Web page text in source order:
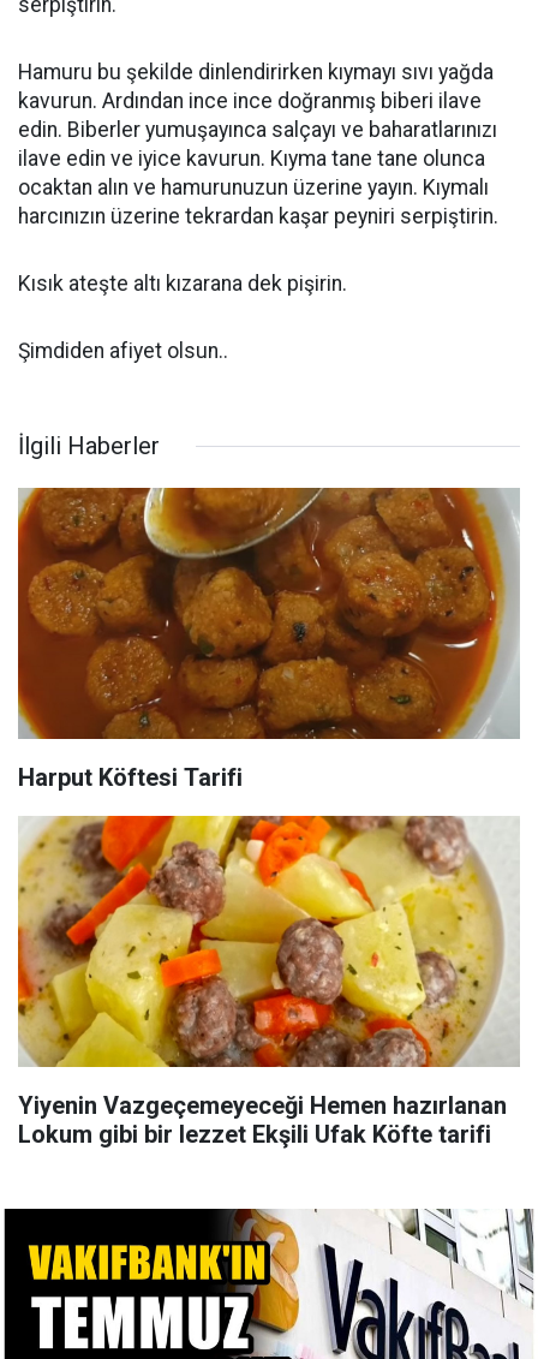
serpiştirin.
Hamuru bu şekilde dinlendirirken kıymayı sıvı yağda
kavurun. Ardından ince ince doğranmış biberi ilave
edin. Biberler yumuşayınca salçayı ve baharatlarınızı
ilave edin ve iyice kavurun. Kıyma tane tane olunca
ocaktan alın ve hamurunuzun üzerine yayın. Kıymalı
harcınızın üzerine tekrardan kaşar peyniri serpiştirin.
Kısık ateşte altı kızarana dek pişirin.
Şimdiden afiyet olsun..
İlgili Haberler
Harput Köftesi Tarifi
Yiyenin Vazgeçemeyeceği Hemen hazırlanan
Lokum gibi bir lezzet Ekşili Ufak Köfte tarifi